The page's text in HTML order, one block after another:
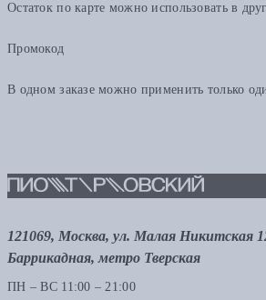
Остаток по карте можно использовать в
Промокод
В одном заказе можно применить только
121069, Москва, ул. Малая Никитская
Баррикадная, метро Тверская
ПН – ВС 11:00 – 21:00